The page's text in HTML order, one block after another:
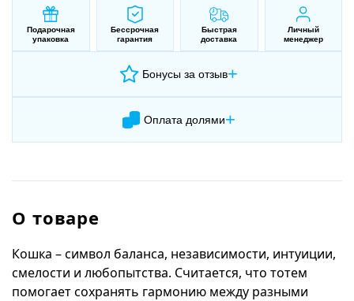
Подарочная
упаковка
Бессрочная
гарантия
Быстрая
доставка
Личный
менеджер
Бонусы за отзыв+
Оплата долями+
О товаре
Кошка – символ баланса, независимости, интуиции,
смелости и любопытства. Считается, что тотем
помогает сохранять гармонию между разными